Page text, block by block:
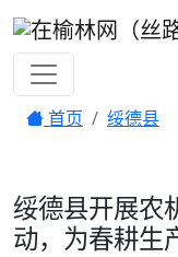
首页 绥德县
绥德县开展农
动，为春耕生